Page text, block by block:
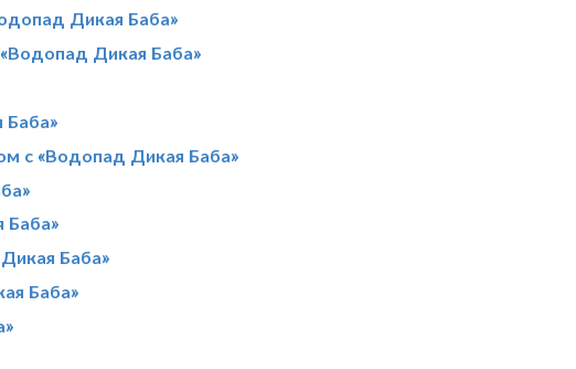
Дикая Баба»
Дикая Баба»
Баба»
с «Водопад Дикая Баба»
Баба»
Баба»
Баба»